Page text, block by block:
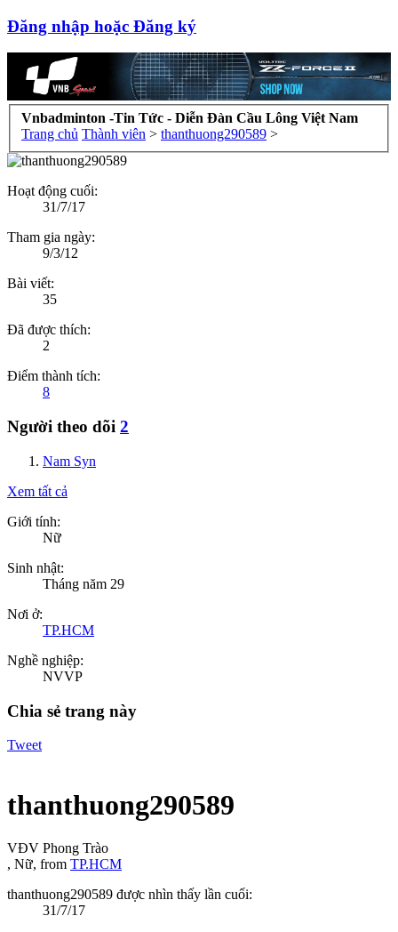
Đăng nhập hoặc Đăng ký
Vnbadminton -Tin Tức - Diễn Đàn Cầu Lông Việt Nam
Trang chủ Thành viên > thanthuong290589 >
Hoạt động cuối:
31/7/17
Tham gia ngày:
9/3/12
Bài viết:
35
Đã được thích:
2
Điểm thành tích:
8
Người theo dõi 2
Nam Syn
Xem tất cả
Giới tính:
Nữ
Sinh nhật:
Tháng năm 29
Nơi ở:
TP.HCM
Nghề nghiệp:
NVVP
Chia sẻ trang này
Tweet
thanthuong290589
VĐV Phong Trào
, Nữ, from TP.HCM
thanthuong290589 được nhìn thấy lần cuối:
31/7/17